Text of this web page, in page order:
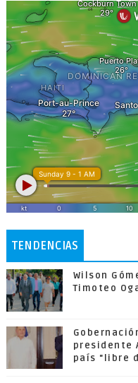
TENDENCIAS
Wilson
Timoteo
presidente
país "libre